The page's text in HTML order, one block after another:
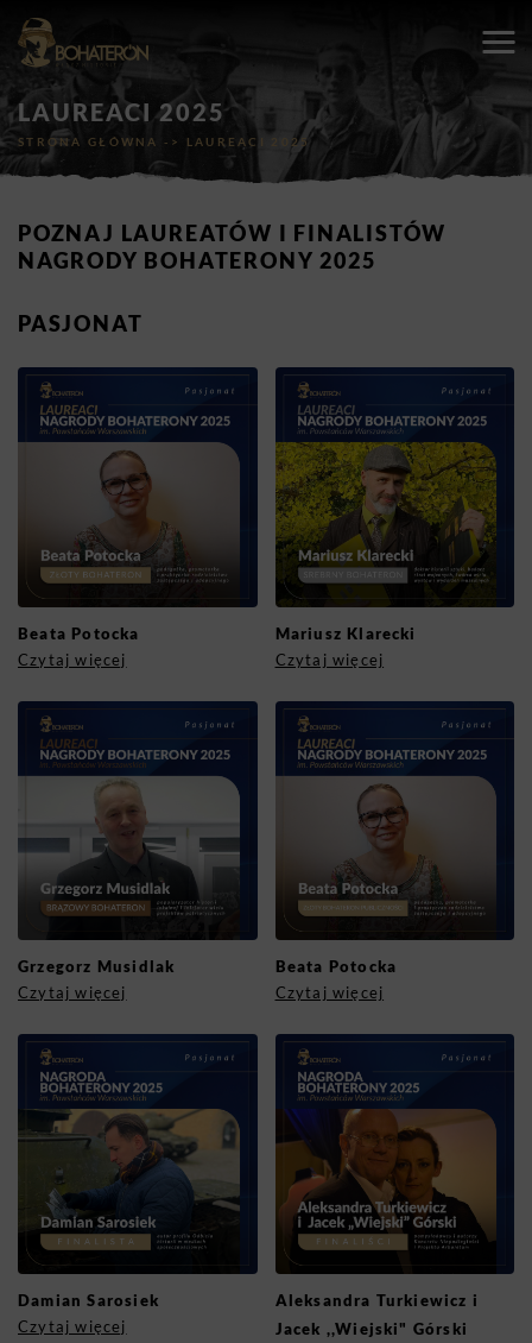
LAUREACI 2025
STRONA GŁÓWNA -> LAUREACI 2025
POZNAJ LAUREATÓW I FINALISTÓW
NAGRODY BOHATERONY 2025
PASJONAT
Beata Potocka
Czytaj więcej
Mariusz Klarecki
Czytaj więcej
Grzegorz Musidlak
Czytaj więcej
Beata Potocka
Czytaj więcej
Damian Sarosiek
Czytaj więcej
Aleksandra Turkiewicz i
Jacek ,,Wiejski" Górski